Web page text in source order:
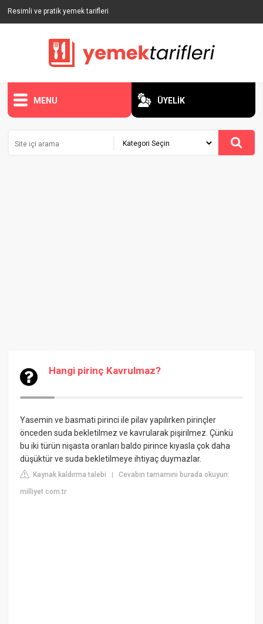
Resimli ve pratik yemek tarifleri
MENU ÜYELİK
Hangi pirinç Kavrulmaz?
Yasemin ve basmati pirinci ile pilav yapılırken pirinçler
önceden suda bekletilmez ve kavrularak pişirilmez. Çünkü
bu iki türün nişasta oranları baldo pirince kıyasla çok daha
düşüktür ve suda bekletilmeye ihtiyaç duymazlar.
Kaynak kaldırma talebi |Cevabın tamamını burada okuyun:
milliyet.com.tr